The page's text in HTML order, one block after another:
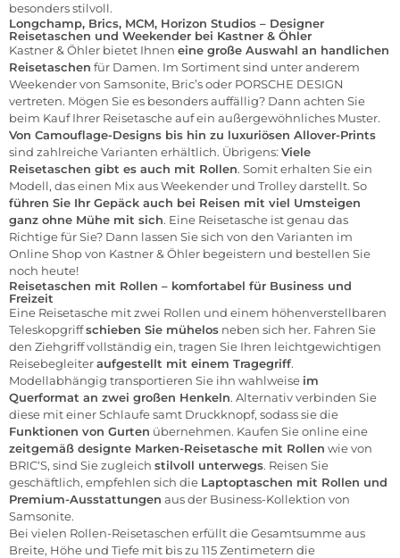
besonders stilvoll.
Longchamp, Brics, MCM, Horizon Studios – Designer
Reisetaschen und Weekender bei Kastner & Öhler
Kastner & Öhler bietet Ihnen eine große Auswahl an handlichen
Reisetaschen für Damen. Im Sortiment sind unter anderem
Weekender von Samsonite, Bric’soder PORSCHE DESIGN
vertreten. Mögen Sie es besonders auffällig? Dann achten Sie
beim Kauf Ihrer Reisetasche auf ein außergewöhnliches Muster.
Von Camouflage-Designs bis hin zu luxuriösen Allover-Prints
sind zahlreiche Varianten erhältlich. Übrigens: Viele
Reisetaschen gibt es auch mit Rollen. Somit erhalten Sie ein
Modell, das einen Mix aus Weekender und Trolley darstellt. So
führen Sie Ihr Gepäck auch bei Reisen mit viel Umsteigen
ganz ohne Mühe mit sich. Eine Reisetasche ist genau das
Richtige für Sie? Dann lassen Sie sich von den Varianten im
Online Shop von Kastner & Öhler begeistern und bestellen Sie
noch heute!
Reisetaschen mit Rollen – komfortabel für Business und
Freizeit
Eine Reisetasche mit zwei Rollen und einem höhenverstellbaren
Teleskopgriffschieben Sie mühelos neben sich her. Fahren Sie
den Ziehgriff vollständig ein, tragen Sie Ihren leichtgewichtigen
Reisebegleiteraufgestellt mit einem Tragegriff.
Modellabhängig transportieren Sie ihn wahlweise im
Querformat an zwei großen Henkeln. Alternativ verbinden Sie
diese mit einer Schlaufe samt Druckknopf, sodass sie die
Funktionen von Gurten übernehmen. Kaufen Sie online eine
zeitgemäß designte Marken-Reisetasche mit Rollen wie von
BRIC‘S, sind Sie zugleich stilvoll unterwegs. Reisen Sie
geschäftlich, empfehlen sich die Laptoptaschen mit Rollen und
Premium-Ausstattungen aus der Business-Kollektion von
Samsonite.
Bei vielen Rollen-Reisetaschen erfüllt die Gesamtsumme aus
Breite, Höhe und Tiefe mit bis zu 115 Zentimetern die